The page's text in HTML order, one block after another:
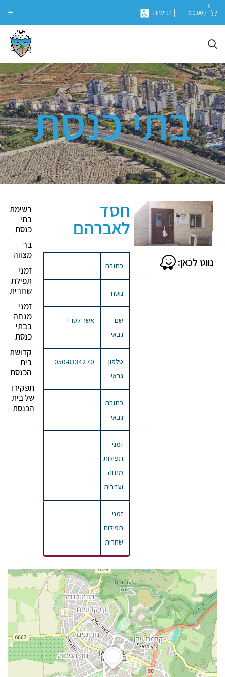
0
/
₪0.00 | נגישות
בתי כנסת
רשימת
בתי
כנסת
בר
מצווה
זמני
תפילת
שחרית
זמני
מנחה
בבתי
כנסת
קדושת
בית
הכנסת
תפקידו
של בית
הכנסת
נווט לכאן:
חסד
לאברהם
כתובת
נוסח
שם
גבאי
אשר לסרי
טלפון
גבאי
050-8334270
כתובת
גבאי
זמני
תפילות
מנחה
וערבית
זמני
תפילות
שחרית